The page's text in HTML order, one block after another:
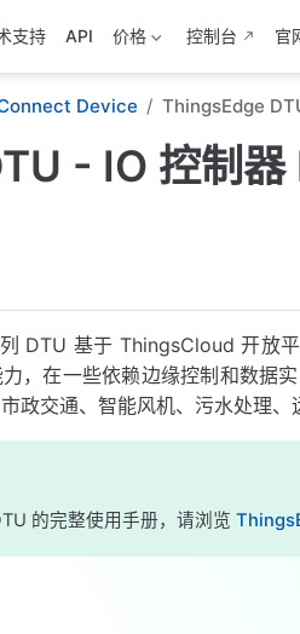
支持 API 价格 控制台 官
Device ThingsEdge
- IO 控制
DTU 基于 ThingsCloud 开放
，在一些依赖边缘控制和数据
政交通、智能风机、污水处理、
的完整使用手册，请浏览